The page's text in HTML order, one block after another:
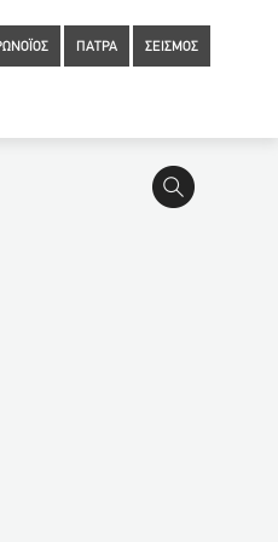
ΠΑΤΡΑ ΣΕΙΣΜΟΣ
67: Ποιοι εργαζόμενοι του
Ιταλία: Άστεγοι και